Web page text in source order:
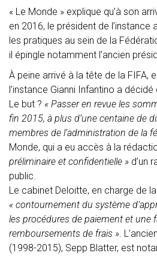
« Le Monde » explique qu’à son
en 2016, le président de
les pratiques au sein de la
il épingle notamment l’ancien
À peine arrivé à la tête de la FIFA,
l’instance Gianni Infantino a
Le but ? « Passer en revue les
fin 2015, à plus d’une centaine de
membres de l’administration de la
Monde, qui a eu accès à la
préliminaire et confidentielle » d’un
public.
Le cabinet Deloitte, en charge de
« contournement du système
les procédures de paiement et une
remboursements de frais ».
(1998-2015), Sepp Blatter, est